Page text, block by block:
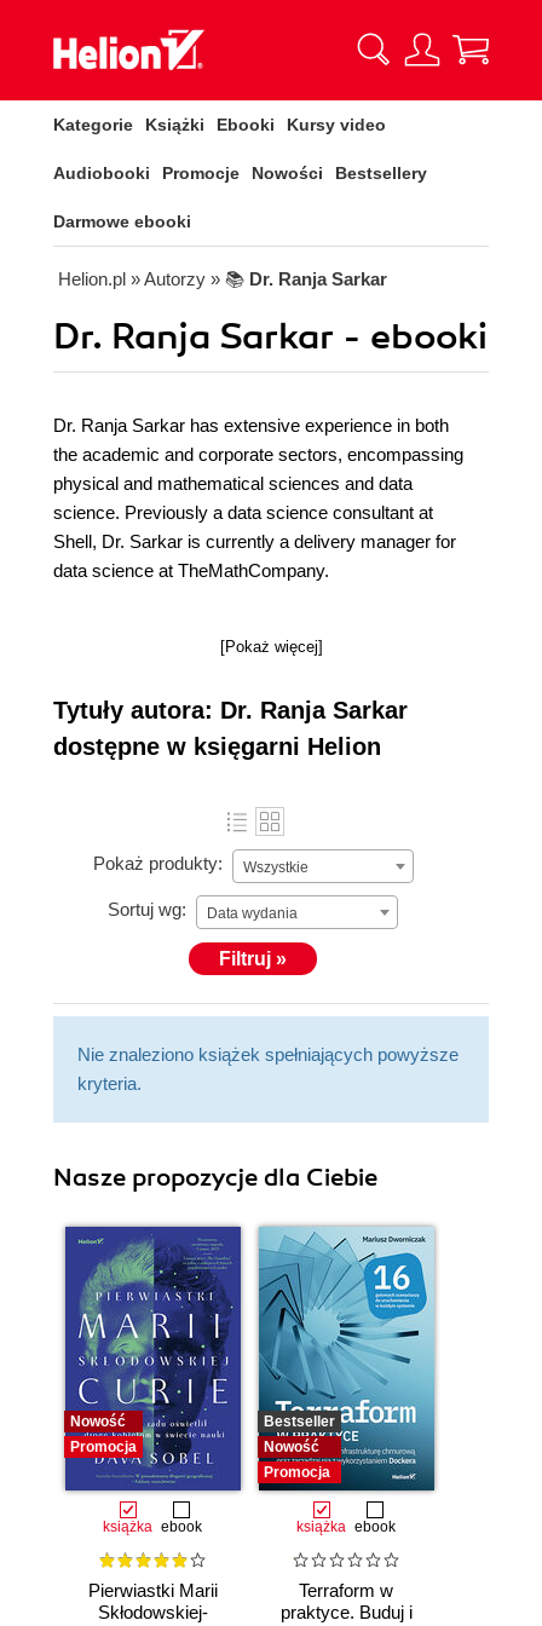
Kategorie Książki Ebooki Kursy video
Audiobooki Promocje Nowości Bestsellery
Darmowe ebooki
Helion.pl » Autorzy » 📚 Dr. Ranja Sarkar
Dr. Ranja Sarkar - ebooki
Dr. Ranja Sarkar has extensive experience in both
the academic and corporate sectors, encompassing
physical and mathematical sciences and data
science. Previously a data science consultant at
Shell, Dr. Sarkar is currently a delivery manager for
data science at TheMathCompany.
[Pokaż więcej]
Tytuły autora: Dr. Ranja Sarkar
dostępne w księgarni Helion
Pokaż produkty: Wszystkie
Sortuj wg: Data wydania
Filtruj »
Nie znaleziono książek spełniających powyższe
kryteria.
Nasze propozycje dla Ciebie
Nowość
Promocja
książka ebook
Pierwiastki Marii
Skłodowskiej-
Bestseller
Nowość
Promocja
książka ebook
Terraform w
praktyce. Buduj i